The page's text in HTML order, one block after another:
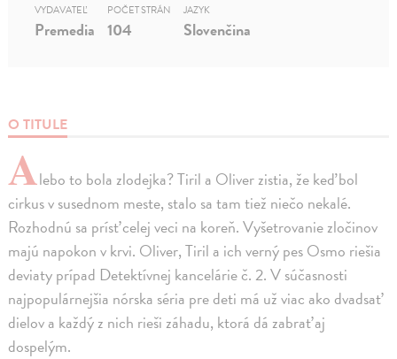
O TITULE
Alebo to bola zlodejka? Tiril a Oliver zistia, že keď bol
cirkus v susednom meste, stalo sa tam tiež niečo nekalé.
Rozhodnú sa prísť celej veci na koreň. Vyšetrovanie zločinov
majú napokon v krvi. Oliver, Tiril a ich verný pes Osmo riešia
deviaty prípad Detektívnej kancelárie č. 2. V súčasnosti
najpopulárnejšia nórska séria pre deti má už viac ako dvadsať
dielov a každý z nich rieši záhadu, ktorá dá zabrať aj
dospelým.
VYDAVATEĽ
Premedia
POČET STRÁN
104
JAZYK
Slovenčina